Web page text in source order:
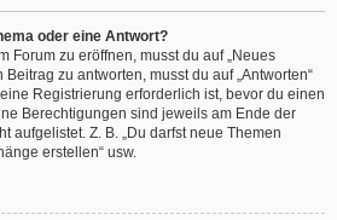
oder eine Antwort?
Forum zu eröffnen, musst du auf „Neues
zu antworten, musst du auf „Antworten“
Registrierung erforderlich ist, bevor du einen
Berechtigungen sind jeweils am Ende der
aufgelistet. Z. B. „Du darfst neue Themen
erstellen“ usw.